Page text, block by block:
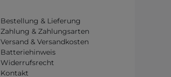
Bestellung & Lieferung
Zahlung & Zahlungsarten
Versand & Versandkosten
Batteriehinweis
Widerrufsrecht
Kontakt